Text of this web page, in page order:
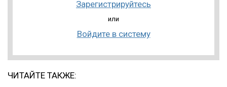
Зарегистрируйтесь
или
Войдите в систему
ЧИТАЙТЕ ТАКЖЕ: